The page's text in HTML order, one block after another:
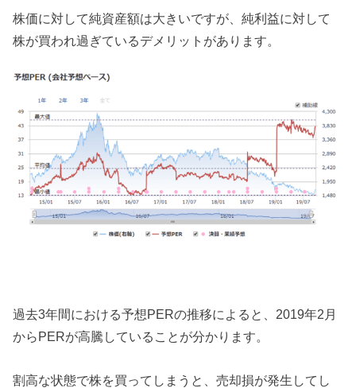
株価に対して純資産額は大きいですが、純利益に対して
株が買われ過ぎているデメリットがあります。
過去3年間における予想PERの推移によると、2019年2月
からPERが高騰していることが分かります。
割高な状態で株を買ってしまうと、売却損が発生してし